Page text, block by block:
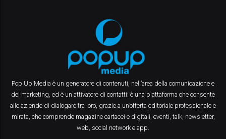
Pop Up Media è un generatore di contenuti, nell’area della comunicazione e
del marketing, ed è un attivatore di contatti: è una piattaforma che consente
alle aziende di dialogare tra loro, grazie a un’offerta editoriale professionale e
mirata, che comprende magazine cartacei e digitali, eventi, talk, newsletter,
web, social network e app.